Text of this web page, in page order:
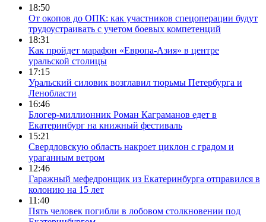
18:50
От окопов до ОПК: как участников спецоперации будут
трудоустраивать с учетом боевых компетенций
18:31
Как пройдет марафон «Европа-Азия» в центре
уральской столицы
17:15
Уральский силовик возглавил тюрьмы Петербурга и
Ленобласти
16:46
Блогер-миллионник Роман Каграманов едет в
Екатеринбург на книжный фестиваль
15:21
Свердловскую область накроет циклон с градом и
ураганным ветром
12:46
Гаражный мефедронщик из Екатеринбурга отправился в
колонию на 15 лет
11:40
Пять человек погибли в лобовом столкновении под